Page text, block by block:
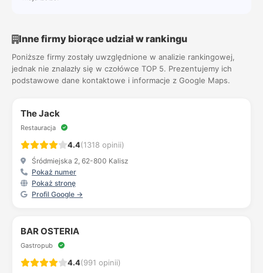
Inne firmy biorące udział w rankingu
Poniższe firmy zostały uwzględnione w analizie rankingowej,
jednak nie znalazły się w czołówce TOP 5. Prezentujemy ich
podstawowe dane kontaktowe i informacje z Google Maps.
The Jack
Restauracja
4.4(1318 opinii)
Śródmiejska 2, 62-800 Kalisz
Pokaż numer
Pokaż stronę
Profil Google →
BAR OSTERIA
Gastropub
4.4(991 opinii)